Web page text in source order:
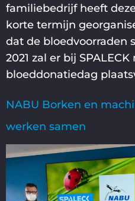
familiebedrijf heeft
korte termijn
dat de bloedvoorraden
2021 zal er bij SPALECK
bloeddonatiedag
NABU Borken en
werken samen